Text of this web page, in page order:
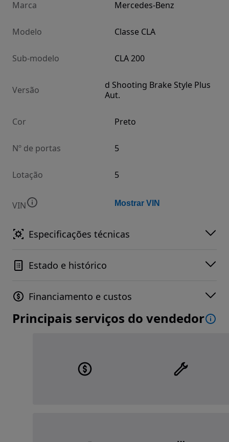
Marca Mercedes-Benz
Modelo Classe CLA
Sub-modelo CLA 200
Versão
d Shooting Brake Style Plus
Aut.
Cor Preto
Nº de portas 5
Lotação 5
VIN Mostrar VIN
Especificações técnicas
Estado e histórico
Financiamento e custos
Principais serviços do vendedor